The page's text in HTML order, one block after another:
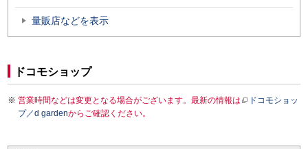
量販店などを表示
ドコモショップ
営業時間などは変更となる場合がございます。最新の情報は
ドコモショッ
プ／d gardenからご確認ください。